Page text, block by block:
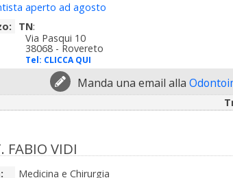
aperto ad agosto
TN:
Via Pasqui 10
38068 - Rovereto
Tel: CLICCA QUI
Manda una email alla
FABIO VIDI
Medicina e Chirurgia